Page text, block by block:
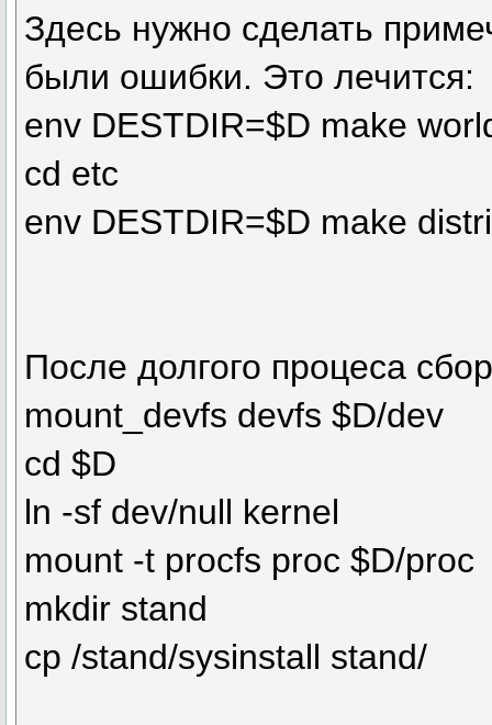
Здесь нужно сделать
были ошибки. Это лечится:
env DESTDIR=$D make
cd etc
env DESTDIR=$D make
После долгого процеса
mount_devfs devfs $D/dev
сd $D
ln -sf dev/null kernel
mount -t procfs proc $D/proc
mkdir stand
cp /stand/sysinstall stand/